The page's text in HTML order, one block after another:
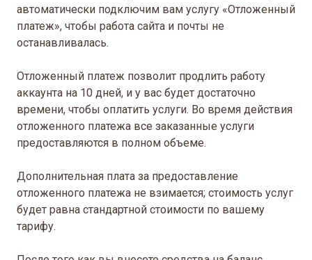
автоматически подключим вам услугу «Отложенный
платеж», чтобы работа сайта и почты не
останавливалась.
Отложенный платеж позволит продлить работу
аккаунта на 10 дней, и у вас будет достаточно
времени, чтобы оплатить услуги. Во время действия
отложенного платежа все заказанные услуги
предоставляются в полном объеме.
Дополнительная плата за предоставление
отложенного платежа не взимается; стоимость услуг
будет равна стандартной стоимости по вашему
тарифу.